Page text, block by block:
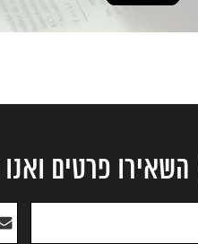
השאירו פרטים